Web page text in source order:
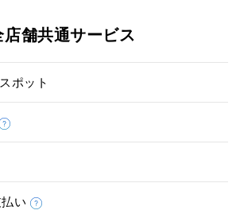
店舗共通サービス
ポット
い